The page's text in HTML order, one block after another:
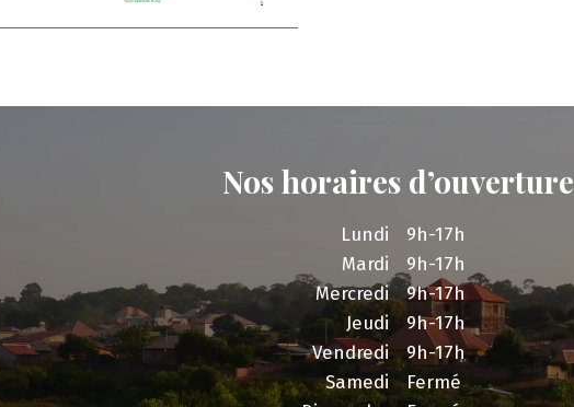
Nos horaires d’ouverture
Lundi
Mardi
Mercredi
Jeudi
Vendredi
Samedi
9h-17h
9h-17h
9h-17h
9h-17h
9h-17h
Fermé